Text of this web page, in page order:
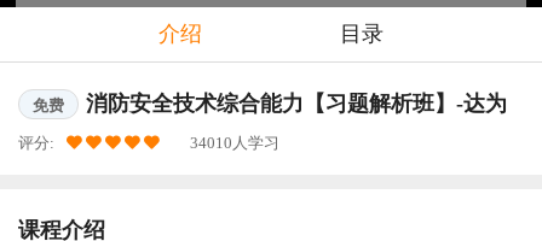
介绍 目录
免费 消防安全技术综合能力【习题解析班】-达为
评分: 34010人学习
课程介绍